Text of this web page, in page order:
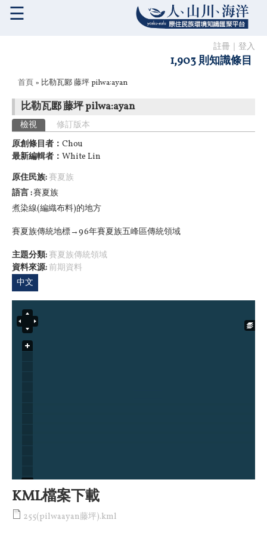
註冊 登入
1,903 則知識條目
☰
您在這裡
首頁 » 比勒瓦郾 藤坪 pilwa:ayan
比勒瓦郾 藤坪 pilwa:ayan
主要索引標籤
檢視 (作用中頁籤)
修訂版本
原創條目者： Chou
最新編輯者： White Lin
原住民族: 賽夏族
語言 賽夏族
煮染線(編織布料)的地方
賽夏族傳統地標→96年賽夏族五峰區傳統領域
主題分類: 賽夏族傳統領域
資料來源:前期資料
中文
KML檔案下載
255(pilwaayan藤坪).kml